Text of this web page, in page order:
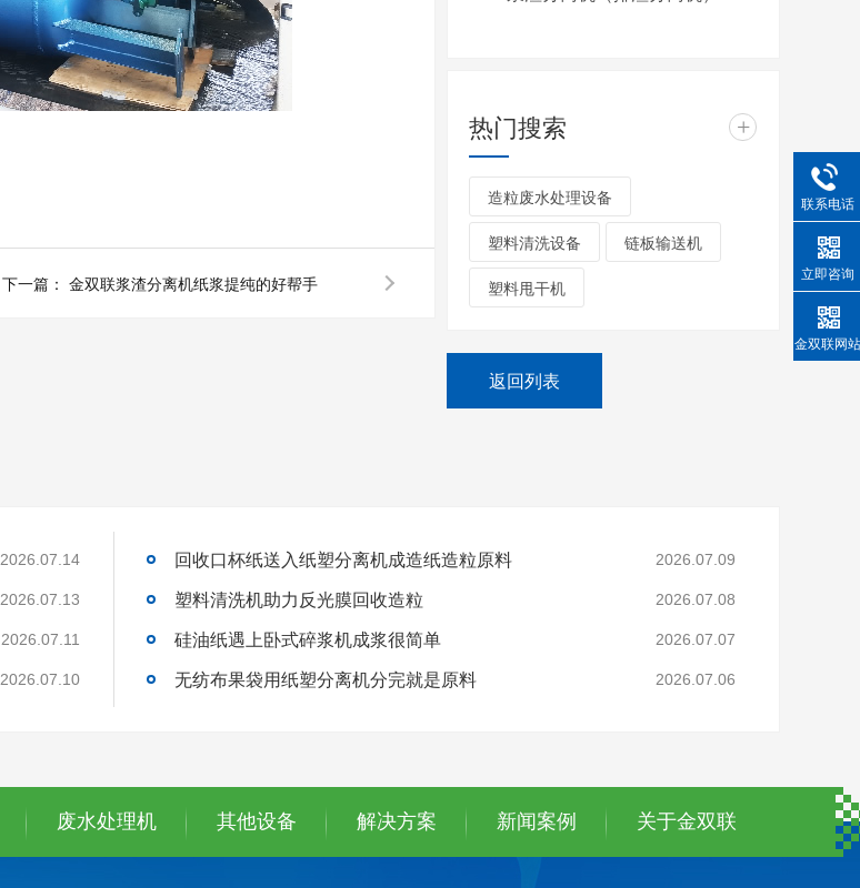
下一篇： 金双联浆渣分离机纸浆提纯的好帮手
热门搜索 +
造粒废水处理设备
塑料清洗设备 链板输送机
塑料甩干机
返回列表
2026.07.14
2026.07.13
2026.07.11
2026.07.10
回收口杯纸送入纸塑分离机成造纸造粒原料 2026.07.09
塑料清洗机助力反光膜回收造粒 2026.07.08
硅油纸遇上卧式碎浆机成浆很简单 2026.07.07
无纺布果袋用纸塑分离机分完就是原料 2026.07.06
废水处理机 其他设备 解决方案 新闻案例 关于金双联
联系电话
立即咨询
金双联网站